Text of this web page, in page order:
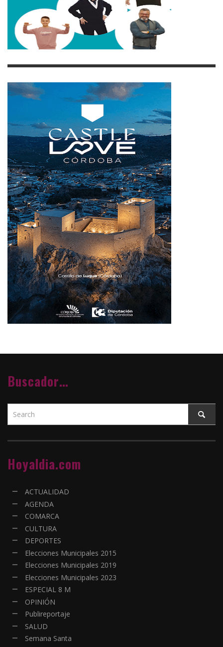
Buscador…
Hoyaldia.com
ACTUALIDAD
AGENDA
COMARCA
CULTURA
DEPORTES
Elecciones Municipales 2015
Elecciones Municipales 2019
Elecciones Municipales 2023
ESPECIAL 8 M
OPINIÓN
Publireportaje
SALUD
Semana Santa